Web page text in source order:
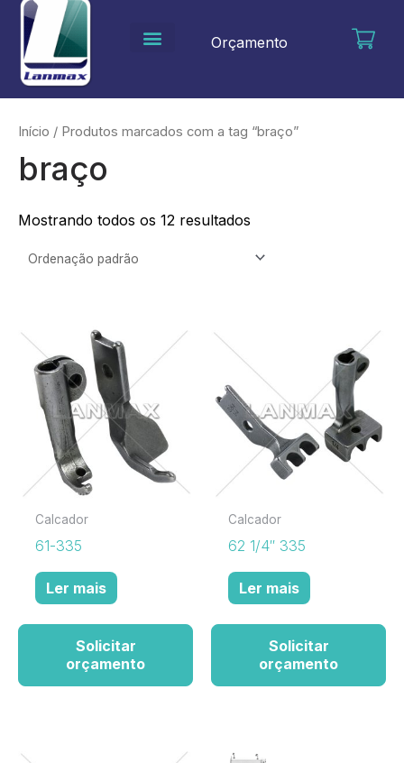
para
conteúdo
Orçamento
Início / Produtos marcados com a tag “braço”
braço
Mostrando todos os 12 resultados
Calcador
61-335
Ler mais
Solicitar
orçamento
Calcador
62 1/4″ 335
Ler mais
Solicitar
orçamento